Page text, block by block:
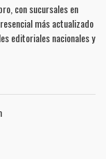
con sucursales en
más actualizado
editoriales nacionales y